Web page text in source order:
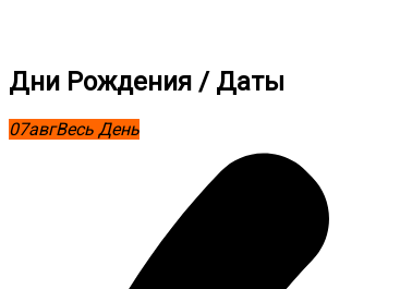
Дни Рождения / Даты
07авгВесь День